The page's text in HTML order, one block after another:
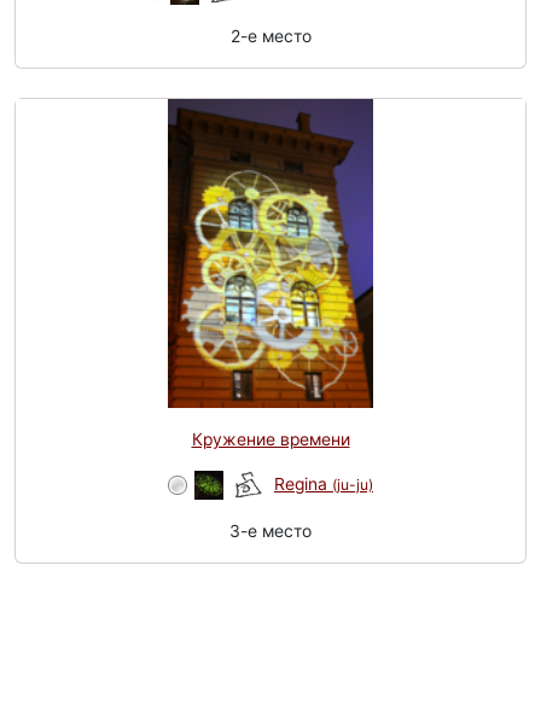
2-e место
Кружение времени
Regina (ju-ju)
3-e место